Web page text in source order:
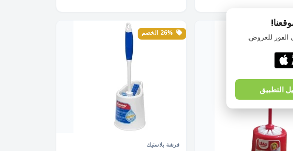
فرشة بلاستيك
الفور للعروض.
التطبيق